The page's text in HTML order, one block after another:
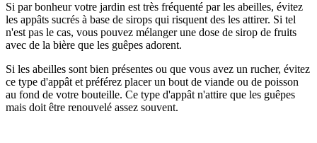
Si par bonheur votre jardin est très fréquenté par les abeilles, évitez
les appâts sucrés à base de sirops qui risquent des les attirer. Si tel
n'est pas le cas, vous pouvez mélanger une dose de sirop de fruits
avec de la bière que les guêpes adorent.
Si les abeilles sont bien présentes ou que vous avez un rucher, évitez
ce type d'appât et préférez placer un bout de viande ou de poisson
au fond de votre bouteille. Ce type d'appât n'attire que les guêpes
mais doit être renouvelé assez souvent.